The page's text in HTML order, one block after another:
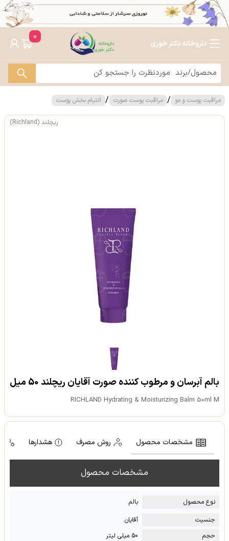
داروخانه دکتر خوری
0
مراقبت پوست و مو / مراقبت پوست صورت / التیام بخش پوست
ریچلند (Richland)
بالم آبرسان و مرطوب کننده صورت آقایان ریچلند 50 میل
RICHLAND Hydrating & Moisturizing Balm 50ml M
مشخصات محصول روش مصرف هشدارها
مشخصات محصول
نوع محصول
بالم
جنسیت
آقایان
حجم
50 میلی لیتر